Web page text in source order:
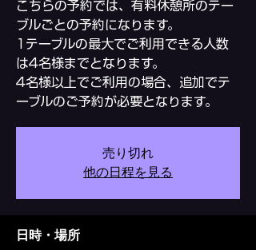
こちらの予約では、有料休憩所のテー
ブルごとの予約になります。
1テーブルの最大でご利用できる人数
は4名様までとなります。
4名様以上でご利用の場合、追加でテ
ーブルのご予約が必要となります。
売り切れ
他の日程を見る
日時・場所